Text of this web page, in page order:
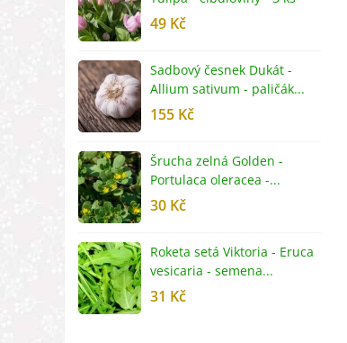
49 Kč
Sadbový česnek Dukát -
Allium sativum - paličák...
155 Kč
Šrucha zelná Golden -
Portulaca oleracea -...
30 Kč
Roketa setá Viktoria - Eruca
vesicaria - semena...
31 Kč